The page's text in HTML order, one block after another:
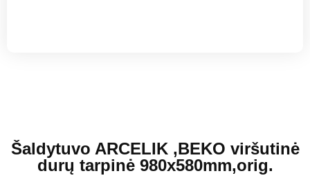
Šaldytuvo ARCELIK ,BEKO viršutinė
durų tarpinė 980x580mm,orig.